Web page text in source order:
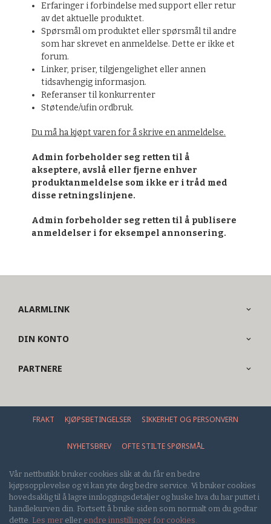
Erfaringer i forbindelse med support eller retur
av det aktuelle produktet.
Spørsmål om produktet eller spørsmål til andre
som har skrevet en anmeldelse. Dette er ikke et
forum.
Linker, priser, tilgjengelighet eller annen
tidsavhengig informasjon.
Referanser til konkurrenter
Støtende/ufin ordbruk.
Du må ha kjøpt varen for å skrive en anmeldelse.
Admin forbeholder seg retten til å
akseptere, avslå eller fjerne enhver
produktanmeldelse som ikke er i tråd med
disse retningslinjene.
Admin forbeholder seg retten til å publisere
anmeldelser i for eksempel annonsering.
ALARMLINK
DIN KONTO
PARTNERE
FRAKT KJØPSBETINGELSER SIKKERHET OG PERSONVERN
NYHETSBREV OFTE STILTE SPØRSMÅL
Vår nettbutikk bruker cookies slik at du får en bedre
kjøpsopplevelse og vi kan yte deg bedre service. Vi bruker cookies
hovedsaklig til å lagre innloggingsdetaljer og huske hva du har puttet i
handlekurven din. Fortsett å bruke siden som normalt om du godtar
dette. Les mer eller endre innstillinger for cookies.